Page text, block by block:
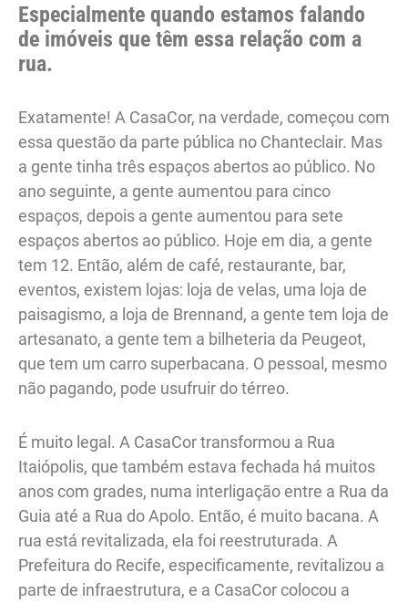
Especialmente quando estamos falando
de imóveis que têm essa relação com a
rua.
Exatamente! A CasaCor, na verdade, começou com
essa questão da parte pública no Chanteclair. Mas
a gente tinha três espaços abertos ao público. No
ano seguinte, a gente aumentou para cinco
espaços, depois a gente aumentou para sete
espaços abertos ao público. Hoje em dia, a gente
tem 12. Então, além de café, restaurante, bar,
eventos, existem lojas: loja de velas, uma loja de
paisagismo, a loja de Brennand, a gente tem loja de
artesanato, a gente tem a bilheteria da Peugeot,
que tem um carro superbacana. O pessoal, mesmo
não pagando, pode usufruir do térreo.
É muito legal. A CasaCor transformou a Rua
Itaiópolis, que também estava fechada há muitos
anos com grades, numa interligação entre a Rua da
Guia até a Rua do Apolo. Então, é muito bacana. A
rua está revitalizada, ela foi reestruturada. A
Prefeitura do Recife, especificamente, revitalizou a
parte de infraestrutura, e a CasaCor colocou a